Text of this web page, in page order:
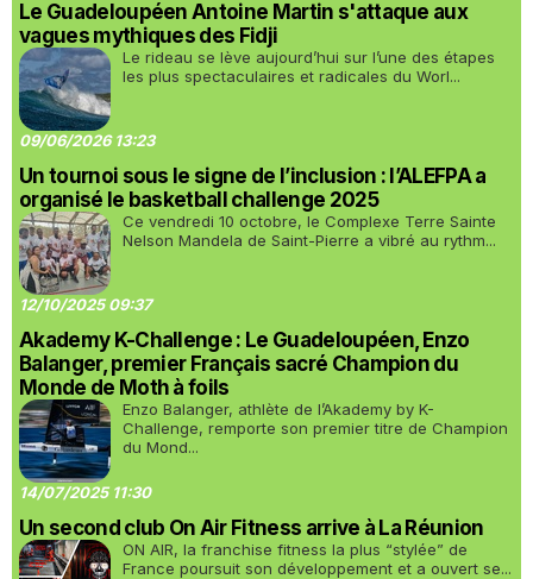
Le Guadeloupéen Antoine Martin s'attaque aux
vagues mythiques des Fidji
Le rideau se lève aujourd’hui sur l’une des étapes
les plus spectaculaires et radicales du Worl...
09/06/2026 13:23
Un tournoi sous le signe de l’inclusion : l’ALEFPA a
organisé le basketball challenge 2025
Ce vendredi 10 octobre, le Complexe Terre Sainte
Nelson Mandela de Saint-Pierre a vibré au rythm...
12/10/2025 09:37
Akademy K-Challenge : Le Guadeloupéen, Enzo
Balanger, premier Français sacré Champion du
Monde de Moth à foils
Enzo Balanger, athlète de l’Akademy by K-
Challenge, remporte son premier titre de Champion
du Mond...
14/07/2025 11:30
Un second club On Air Fitness arrive à La Réunion
ON AIR, la franchise fitness la plus “stylée” de
France poursuit son développement et a ouvert se...